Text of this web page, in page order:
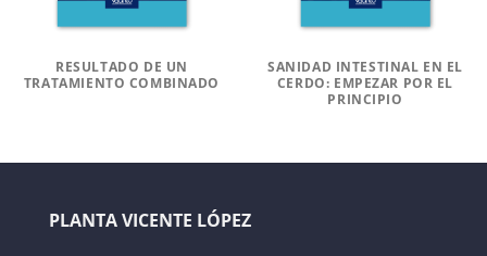
RESULTADO DE UN
TRATAMIENTO COMBINADO
SANIDAD INTESTINAL EN EL
CERDO: EMPEZAR POR EL
PRINCIPIO
PLANTA VICENTE LÓPEZ